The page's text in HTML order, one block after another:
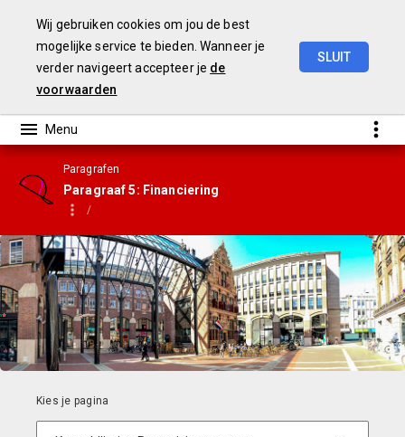
Wij gebruiken cookies om jou de best
mogelijke service te bieden. Wanneer je
verder navigeert accepteer je de
voorwaarden
SLUIT
Paragrafen
Paragraaf 5: Financiering